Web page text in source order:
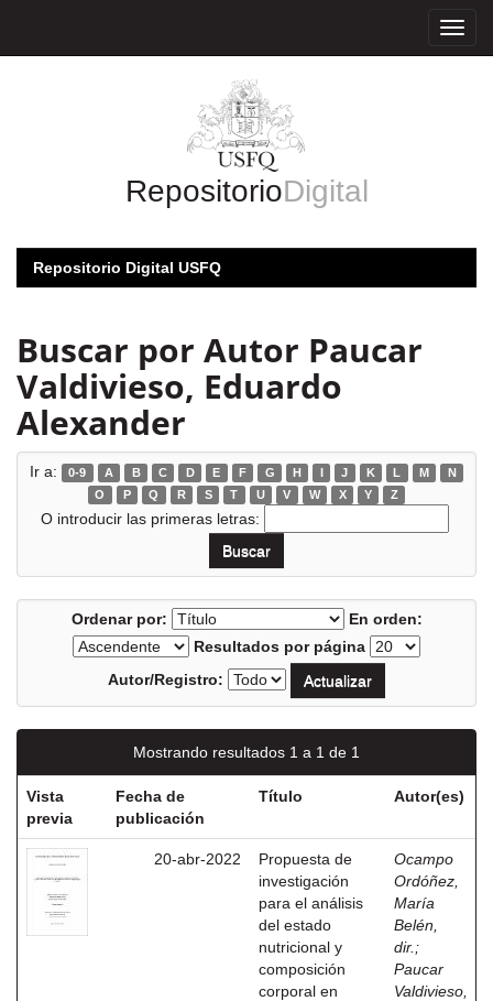
RepositorioDigital
Repositorio Digital USFQ
Buscar por Autor Paucar
Valdivieso, Eduardo
Alexander
Ir a: 0-9 A B C D E F G H I J K L M
N
O
P Q R S T U V W X Y Z
O introducir las primeras letras:
Ordenar por:
En orden:
Resultados por página
Autor/Registro:
Mostrando resultados 1 a 1 de 1
Vista
previa
Fecha de
publicación
Título Autor(es)
20-abr-2022
Propuesta de
investigación
para el análisis
del estado
nutricional y
composición
corporal en
Ocampo
Ordóñez,
María
Belén,
dir. ;
Paucar
Valdivieso,